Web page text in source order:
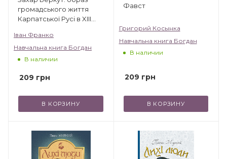
громадського життя
Карпатської Русі в XIII
Іван Франко
Навчальна книга Богдан
В наличии
209 грн
В КОРЗИНУ
Фавст
Григорий Косынка
Навчальна книга Богдан
В наличии
209 грн
В КОРЗИНУ